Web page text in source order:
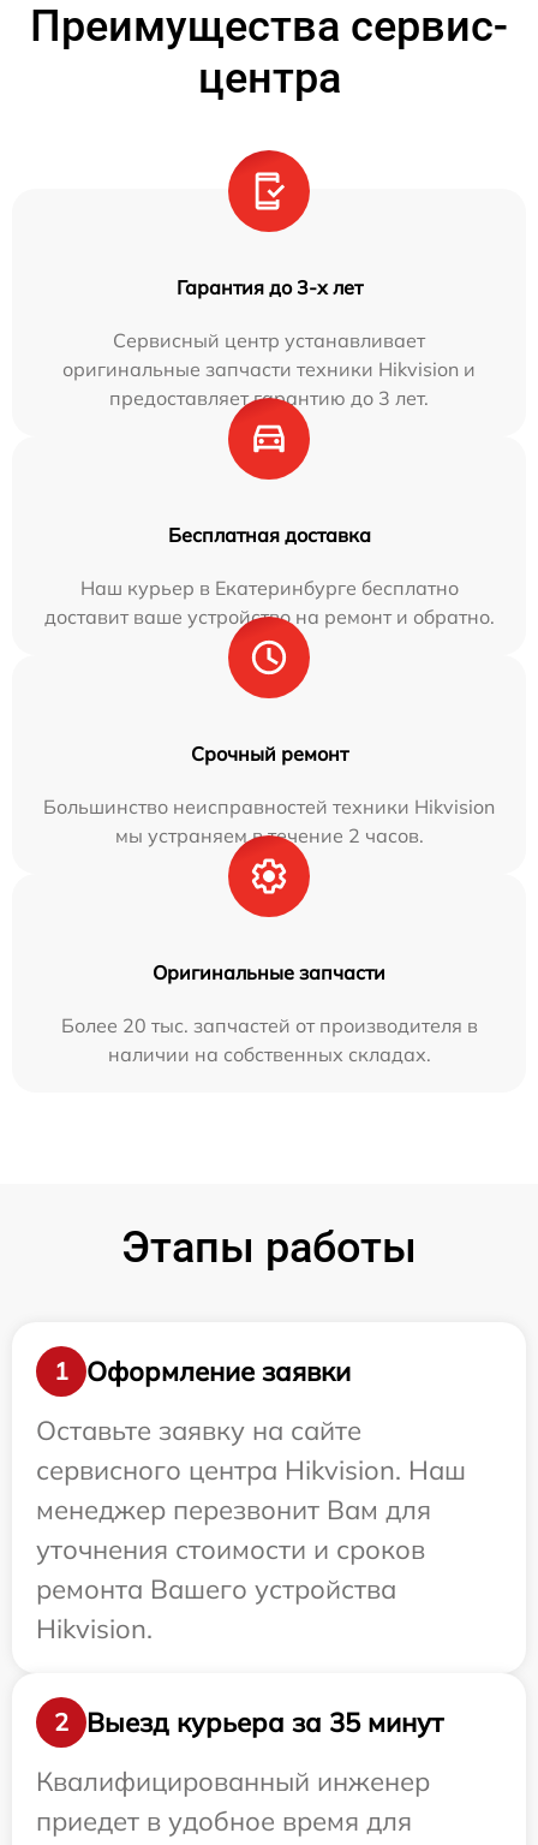
Преимущества сервис-
центра
Гарантия до 3-х лет
Сервисный центр устанавливает
оригинальные запчасти техники Hikvision и
предоставляет гарантию до 3 лет.
Бесплатная доставка
Наш курьер в Екатеринбурге бесплатно
доставит ваше устройство на ремонт и обратно.
Срочный ремонт
Большинство неисправностей техники Hikvision
мы устраняем в течение 2 часов.
Оригинальные запчасти
Более 20 тыс. запчастей от производителя в
наличии на собственных складах.
Этапы работы
1
Оформление заявки
Оставьте заявку на сайте
сервисного центра Hikvision. Наш
менеджер перезвонит Вам для
уточнения стоимости и сроков
ремонта Вашего устройства
Hikvision.
2
Выезд курьера за 35 минут
Квалифицированный инженер
приедет в удобное время для